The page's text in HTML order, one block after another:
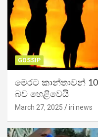
GOSSIP
මෙරට කාන්තාවන්
බව හෙළිවෙයි
March 27, 2025 iri news